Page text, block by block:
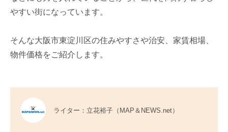
やすい街になっています。
そんな大阪市東淀川区の住みやすさや治安、家賃相場、
物件価格をご紹介します。
ライター：立花裕子（MAP＆NEWS.net）